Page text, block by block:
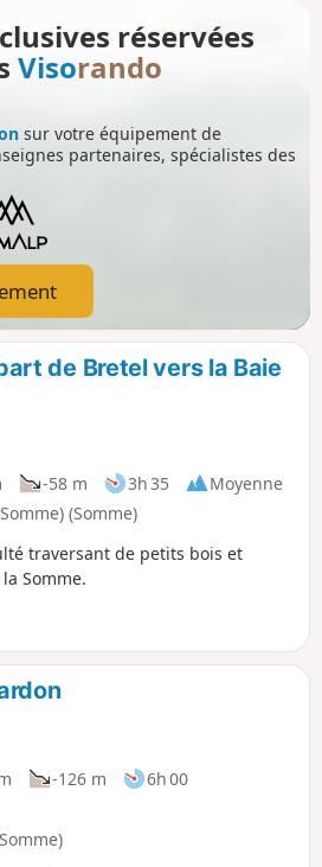
réservées
Visorando
sur votre équipement de
partenaires, spécialistes des
de Bretel vers la Baie
-58 m 3h 35
Moyenne
(Somme)
traversant de petits bois et
Somme.
-126 m
6h 00